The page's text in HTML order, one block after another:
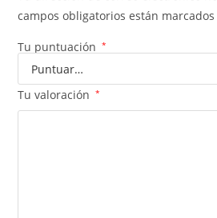
campos obligatorios están marcados
Tu puntuación *
Tu valoración *